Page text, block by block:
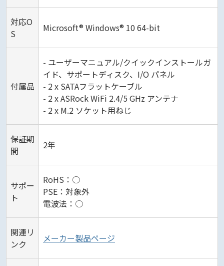
対応O
S
Microsoft® Windows® 10 64-bit
付属品
- ユーザーマニュアル/クイックインストールガ
イド、サポートディスク、I/O パネル
- 2 x SATAフラットケーブル
- 2 x ASRock WiFi 2.4/5 GHz アンテナ
- 2 x M.2 ソケット用ねじ
保証期
間
2年
サポー
ト
RoHS：○
PSE：対象外
電波法：○
関連リ
ンク
メーカー製品ページ